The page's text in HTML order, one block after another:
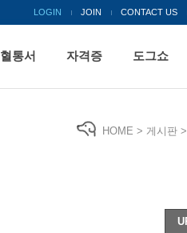
LOGIN JOIN CONTACT US
혈통서 자격증 도그쇼
HOME > 게시판 >